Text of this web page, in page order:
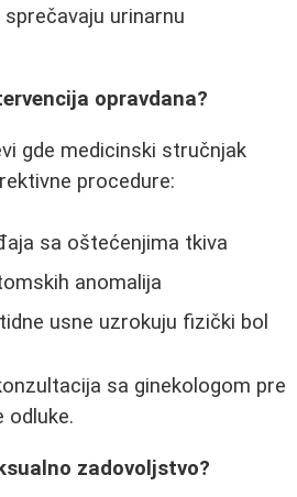
urinarnu
opravdana?
gde medicinski stručnjak
procedure:
sa oštećenjima tkiva
anomalija
usne uzrokuju fizički bol
sa ginekologom pre
odluke.
zadovoljstvo?